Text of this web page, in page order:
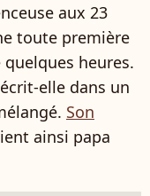
aux 23
toute première
heures.
elle dans un
Son
ainsi papa